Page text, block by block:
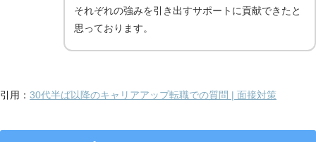
それぞれの強みを引き出すサポートに貢献できたと
思っております。
引用： 30代半ば以降のキャリアアップ転職での質問 | 面接対策